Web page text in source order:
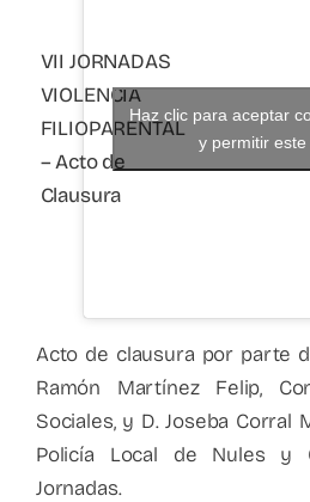
VII JORNADAS
VIOLENCIA
FILIOPARENTAL
– Acto de
Clausura
Haz clic para aceptar
y permitir
Acto de clausura por parte
Ramón Martínez Felip,
Sociales, y D. Joseba Corral
Policía Local de Nules y
Jornadas.